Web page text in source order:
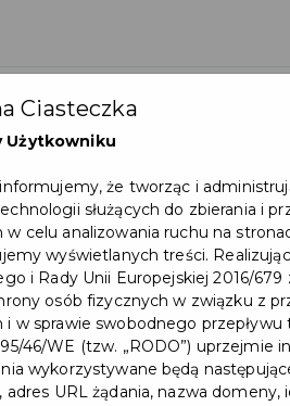
w ruchu na
w dniach 17-
Ciasteczka
Użytkowniku
że tworząc i
służących do zbierania i
w celu analizowania ruchu na
wyświetlanych treści.
i Rady Unii Europejskiej 2016/
osób fizycznych w związku z
i w sprawie swobodnego
46/WE (tzw. „RODO”) uprzejmie
wykorzystywane będą
adres URL żądania, nazwa